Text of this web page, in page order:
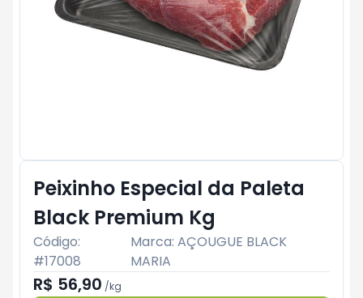
Peixinho Especial da Paleta
Black Premium Kg
Código:
#17008
Marca:AÇOUGUE BLACK
MARIA
R$ 56,90 /kg